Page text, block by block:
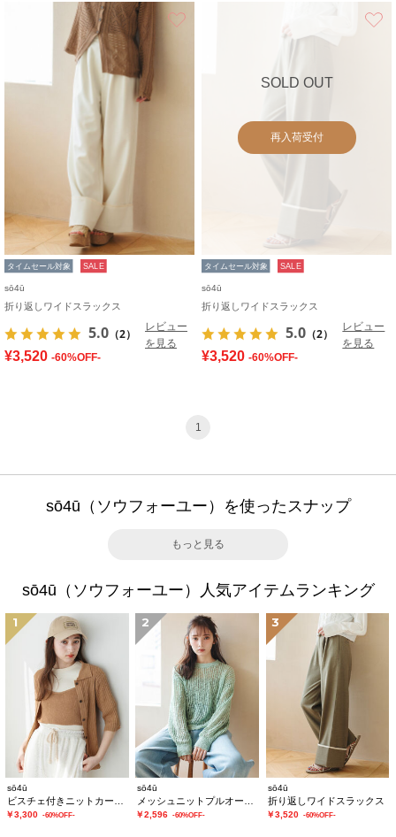
タイムセール対象 SALE
sō4ū
折り返しワイドスラックス
5.0 （2）
レビュー
を見る
¥3,520 -60%OFF-
SOLD OUT
再入荷受付
タイムセール対象 SALE
sō4ū
折り返しワイドスラックス
5.0 （2）
レビュー
を見る
¥3,520 -60%OFF-
1
sō4ū（ソウフォーユー）を使ったスナップ
もっと見る
sō4ū（ソウフォーユー）人気アイテムランキング
1
sō4ū
￥3,300 -60%OFF-
2
sō4ū
￥2,596 -60%OFF-
3
sō4ū
折り返しワイドスラックス
￥3,520 -60%OFF-